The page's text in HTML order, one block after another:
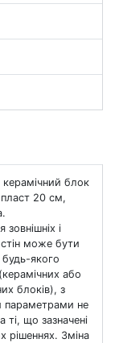
керамічний блок
20 см,
зовнішніх і
стін може бути
будь-якого
або
блоків), з
параметрами не
ті, що зазначені
рішеннях. Зміна